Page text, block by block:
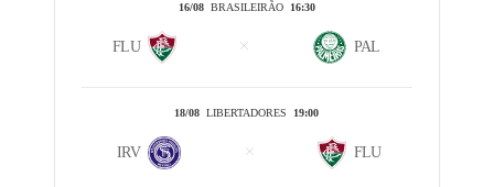
16/08BRASILEIRÃO 16:30
FLU PAL
18/08 LIBERTADORES 19:00
IRV FLU